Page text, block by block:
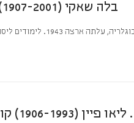
בלה שאקי (1907-2001) פנים חדר משקיף לים , שמן על בד 40×41 חתום
של פאריס בצרפת השתלמה בציור באנגליה ובישראל
ליאו פיין (1906-1993) קומפוזיציה, שמן על בד שנות ה- 60 \ 64×34 חתום .